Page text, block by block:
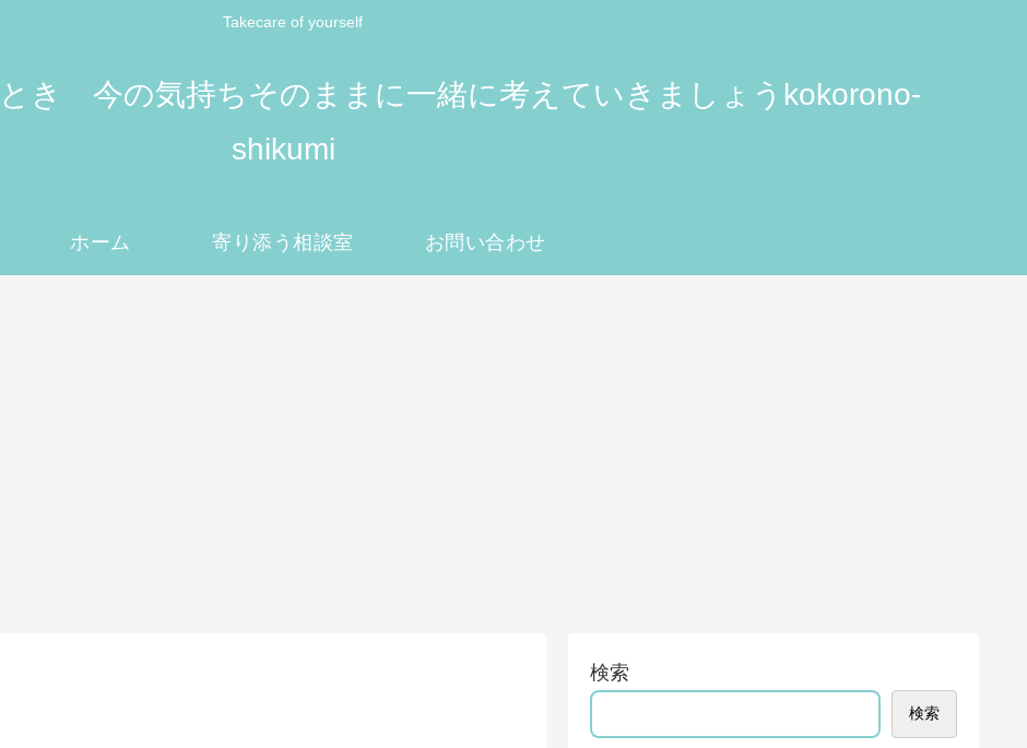
Takecare of yourself
き 今の気持ちそのままに一緒に考えていきましょうkokorono-
shikumi
ホーム 寄り添う相談室 お問い合わせ
検索
検索